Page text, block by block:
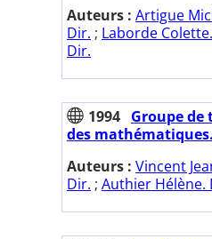
Auteurs : Artigue
Dir. ; Laborde
Dir.
1994 Groupe
des mathématiques.
Auteurs : Vincent
Dir. ; Authier Hélène.